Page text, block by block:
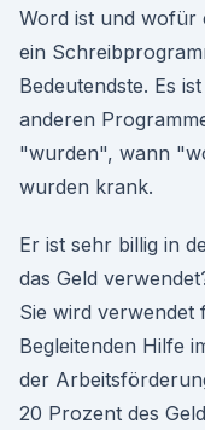
Word ist und wofür
ein
Bedeutendste. Es
anderen
"wurden", wann
wurden krank.
Er ist sehr billig in
das Geld
Sie wird verwendet
Begleitenden Hilfe
der
20 Prozent des